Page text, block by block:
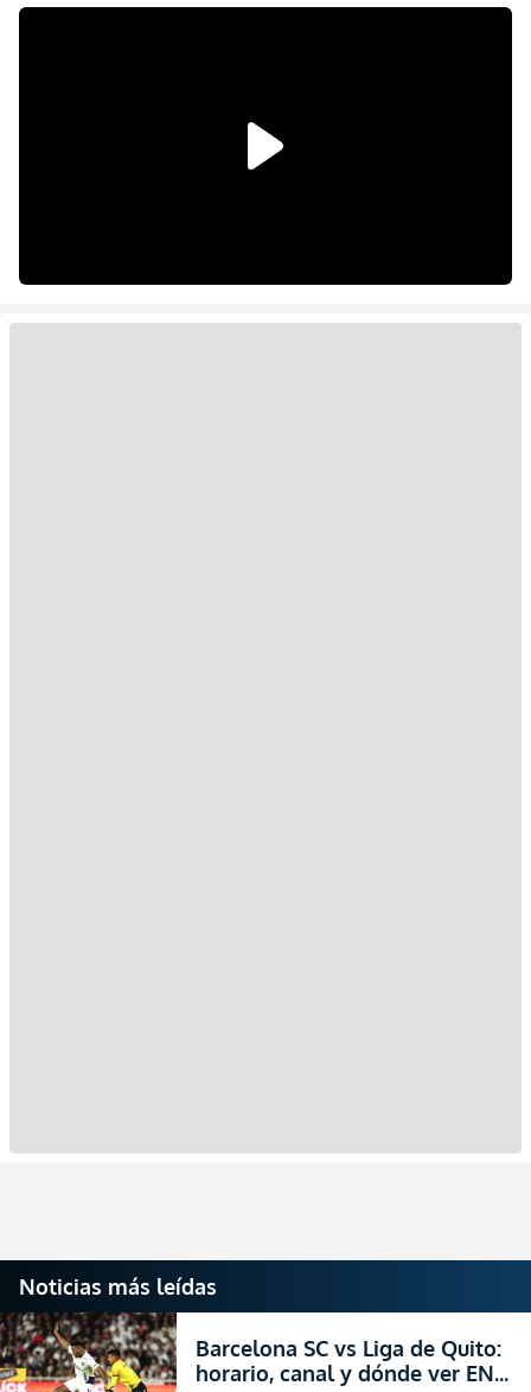
Noticias más leídas
Barcelona SC vs Liga de Quito:
horario, canal y dónde ver EN